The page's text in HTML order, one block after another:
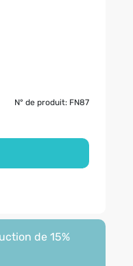
N° de produit: FN87
de 15%